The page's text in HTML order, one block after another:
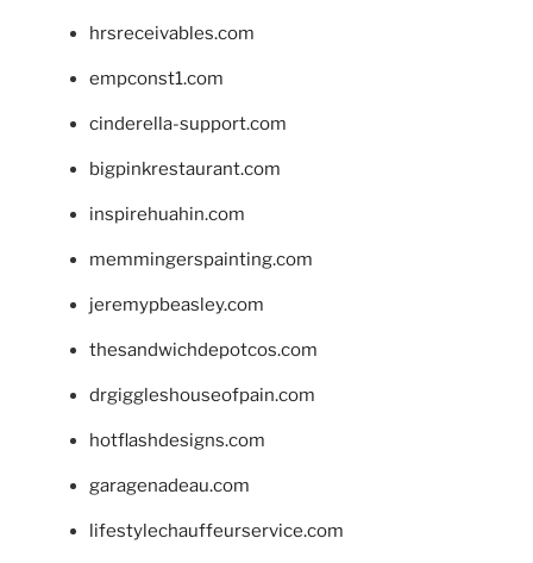
hrsreceivables.com
empconst1.com
cinderella-support.com
bigpinkrestaurant.com
inspirehuahin.com
memmingerspainting.com
jeremypbeasley.com
thesandwichdepotcos.com
drgiggleshouseofpain.com
hotflashdesigns.com
garagenadeau.com
lifestylechauffeurservice.com